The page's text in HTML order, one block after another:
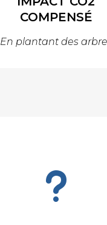
COMPENSÉ
En plantant des
u